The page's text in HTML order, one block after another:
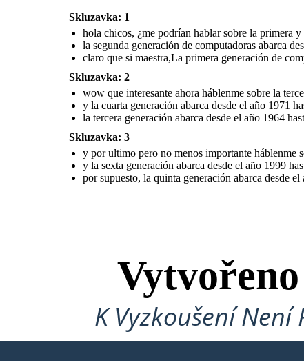
Skluzavka: 1
hola chicos, ¿me podrían hablar sobre la primera
la segunda generación de computadoras abarca
claro que si maestra,La primera generación de
Skluzavka: 2
wow que interesante ahora háblenme sobre la
y la cuarta generación abarca desde el año 1971
la tercera generación abarca desde el año 1964
Skluzavka: 3
y por ultimo pero no menos importante háblenme
y la sexta generación abarca desde el año 1999
por supuesto, la quinta generación abarca desde
K Vyzkoušení